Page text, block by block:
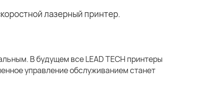
В будущем все LEAD TECH принтеры
управление обслуживанием станет